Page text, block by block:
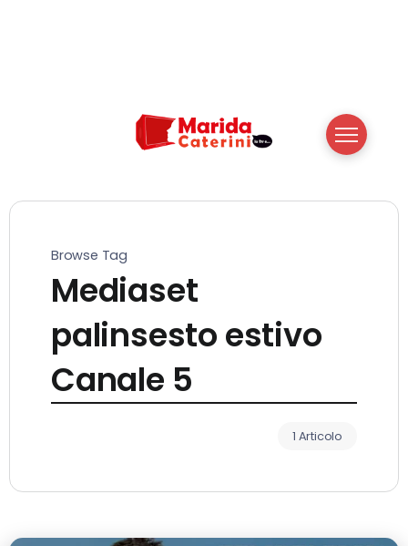
Browse Tag
Mediaset
palinsesto estivo
Canale 5
1 Articolo